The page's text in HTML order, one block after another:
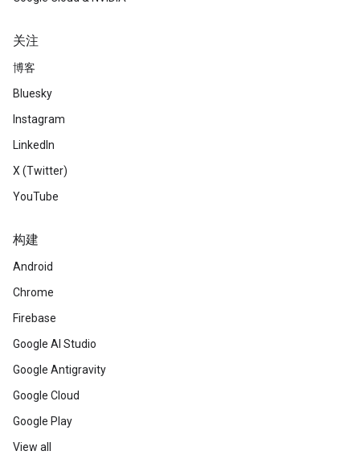
关注
博客
Bluesky
Instagram
LinkedIn
X (Twitter)
YouTube
构建
Android
Chrome
Firebase
Google AI Studio
Google Antigravity
Google Cloud
Google Play
View all